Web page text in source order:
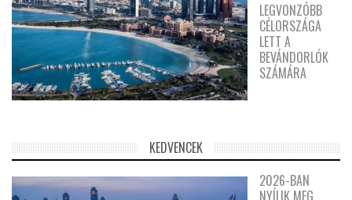
LEGVONZÓBB
CÉLORSZÁGA
LETT A
BEVÁNDORLÓK
SZÁMÁRA
KEDVENCEK
2026-BAN
NYÍLIK MEG